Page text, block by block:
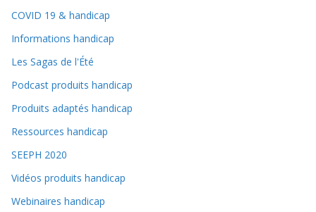
COVID 19 & handicap
Informations handicap
Les Sagas de l'Été
Podcast produits handicap
Produits adaptés handicap
Ressources handicap
SEEPH 2020
Vidéos produits handicap
Webinaires handicap